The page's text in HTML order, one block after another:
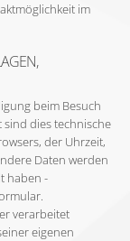
im
beim Besuch
sind dies technische
der Uhrzeit,
Daten werden
haben -
verarbeitet
eigenen